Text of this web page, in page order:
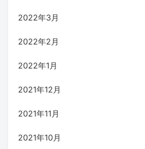
2022年3月
2022年2月
2022年1月
2021年12月
2021年11月
2021年10月